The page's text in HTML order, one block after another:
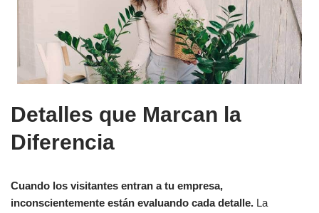
Detalles que Marcan la
Diferencia
Cuando los visitantes entran a tu empresa,
inconscientemente están evaluando cada detalle. La